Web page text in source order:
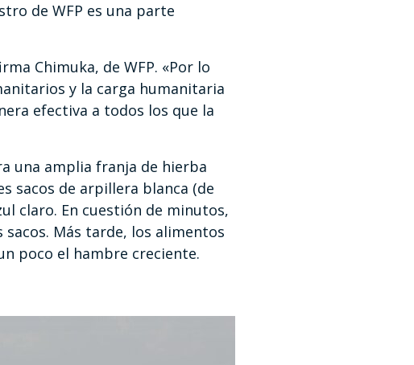
de WFP es una parte
Chimuka, de WFP. «Por lo
y la carga humanitaria
efectiva a todos los que la
una amplia franja de hierba
sacos de arpillera blanca (de
claro. En cuestión de minutos,
Más tarde, los alimentos
poco el hambre creciente.